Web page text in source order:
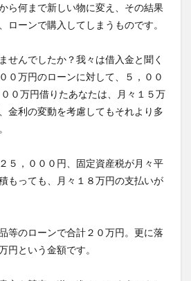
ら何まで新しい物に変え、その結果
ローンで購入してしまうものです。
せんでしたか？我々は借入金と聞く
０万円のローンに対して、５，００
０万円借りたあなたは、月々１５万
金利の変動を考慮してもそれより多
５，０００円、固定資産税が月々平
もっても、月々１８万円の支払いが
等のローンで合計２０万円。更に落
円という金額です。